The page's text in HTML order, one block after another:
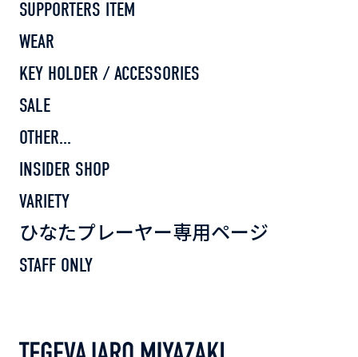
SUPPORTERS ITEM
WEAR
KEY HOLDER / ACCESSORIES
SALE
OTHER...
INSIDER SHOP
VARIETY
ひなたプレーヤー専用ページ
STAFF ONLY